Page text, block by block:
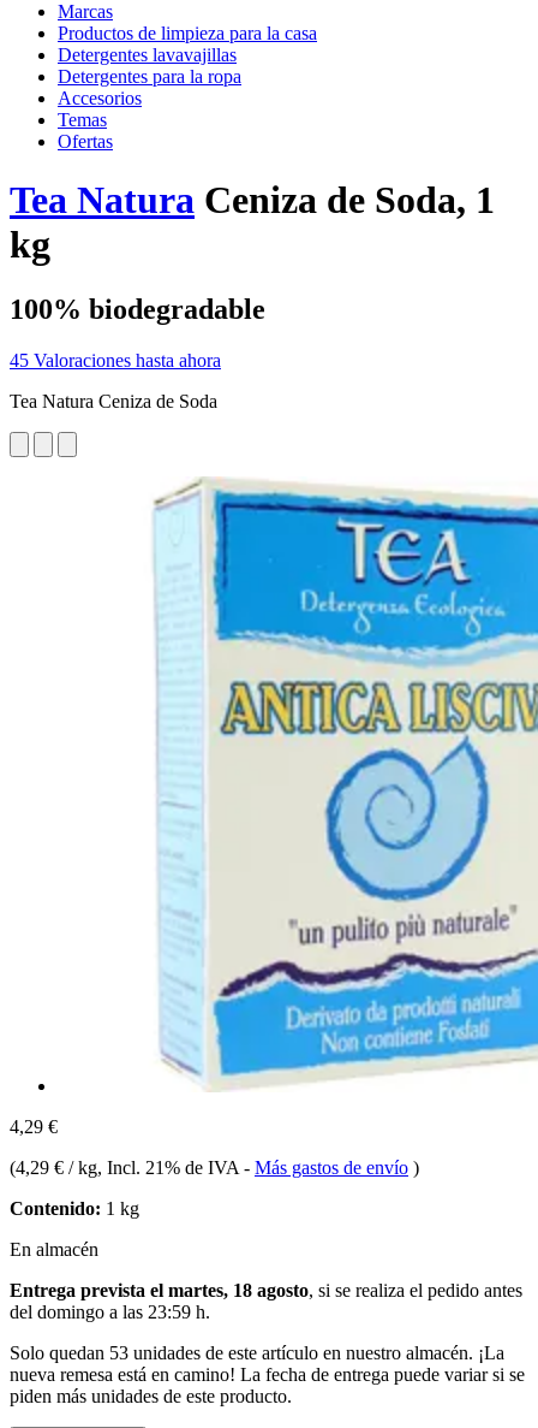
Marcas
Productos de limpieza para la casa
Detergentes lavavajillas
Detergentes para la ropa
Accesorios
Temas
Ofertas
Tea Natura Ceniza de Soda, 1
kg
100% biodegradable
45 Valoraciones hasta ahora
Tea Natura Ceniza de Soda
4,29 €
(4,29 € / kg, Incl. 21% de IVA - Más gastos de envío )
Contenido: 1 kg
En almacén
Entrega prevista el martes, 18 agosto, si se realiza el pedido antes
del domingo a las 23:59 h.
Solo quedan 53 unidades de este artículo en nuestro almacén. ¡La
nueva remesa está en camino! La fecha de entrega puede variar si se
piden más unidades de este producto.